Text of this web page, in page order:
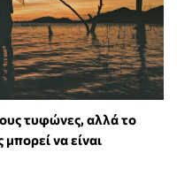
τυφώνες, αλλά το
να είναι